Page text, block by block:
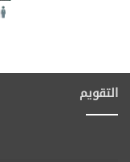
التقويم